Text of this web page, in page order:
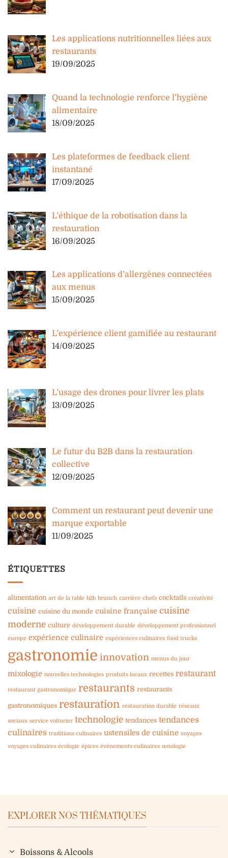
Les applications nutritionnelles liées aux
restaurants
19/09/2025
Quand la technologie renforce l’hygiène
alimentaire
18/09/2025
Les plateformes de feedback client
instantané
17/09/2025
L’éthique de la robotisation dans la
restauration
16/09/2025
Les applications d’allergènes connectées
aux menus
15/09/2025
L’expérience client gamifiée au restaurant
14/09/2025
L’usage des drones pour livrer les plats
13/09/2025
Le futur du B2B dans la restauration
collective
12/09/2025
Comment un restaurant peut devenir une
marque exportable
11/09/2025
ÉTIQUETTES
alimentation art de la table b2b brunch carrière chefs cocktails créativité
cuisine cuisine du monde cuisine française cuisine
moderne culture développement durable développement professionnel
europe expérience culinaire expériences culinaires food trucks
gastronomie innovation menus du jour
mixologie nouvelles technologies produits locaux recettes restaurant
restaurant gastronomique restaurants restaurants
gastronomiques restauration restauration durable réseaux
sociaux service voiturier technologie tendances tendances
culinaires traditions culinaires ustensiles de cuisine voyages
voyages culinaires écologie épices événements culinaires œnologie
EXPLORER NOS THÉMATIQUES
Boissons & Alcools